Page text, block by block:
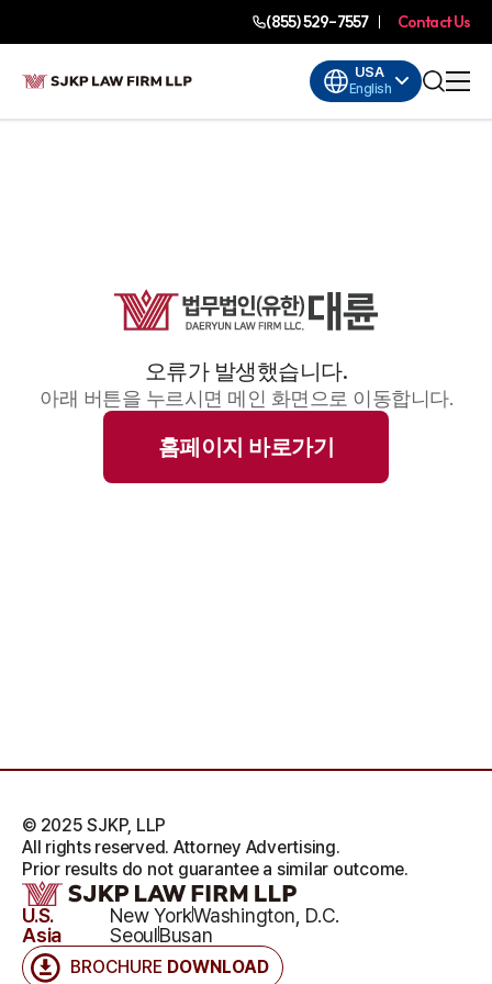
(855) 529-7557 Contact Us
USA
English
오류가 발생했습니다.
아래 버튼을 누르시면 메인 화면으로 이동합니다.
홈페이지 바로가기
BROCHURE DOWNLOAD
U.S. New YorkWashington, D.C.
Asia
SeoulBusan
© 2025 SJKP, LLP
All rights reserved. Attorney Advertising.
Prior results do not guarantee a similar outcome.